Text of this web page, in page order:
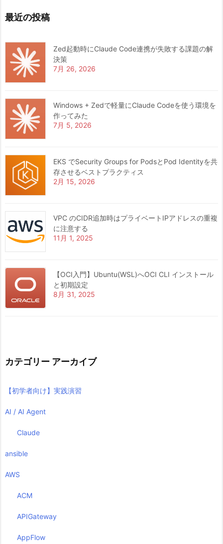
最近の投稿
Zed起動時にClaude Code連携が失敗する課題の解
決策
7月 26, 2026
Windows + Zedで軽量にClaude Codeを使う環境を
作ってみた
7月 5, 2026
EKS でSecurity Groups for PodsとPod Identityを共
存させるベストプラクティス
2月 15, 2026
VPC のCIDR追加時はプライベートIPアドレスの重複
に注意する
11月 1, 2025
【OCI入門】Ubuntu(WSL)へOCI CLI インストール
と初期設定
8月 31, 2025
カテゴリー アーカイブ
【初学者向け】実践演習
AI / AI Agent
Claude
ansible
AWS
ACM
APIGateway
AppFlow